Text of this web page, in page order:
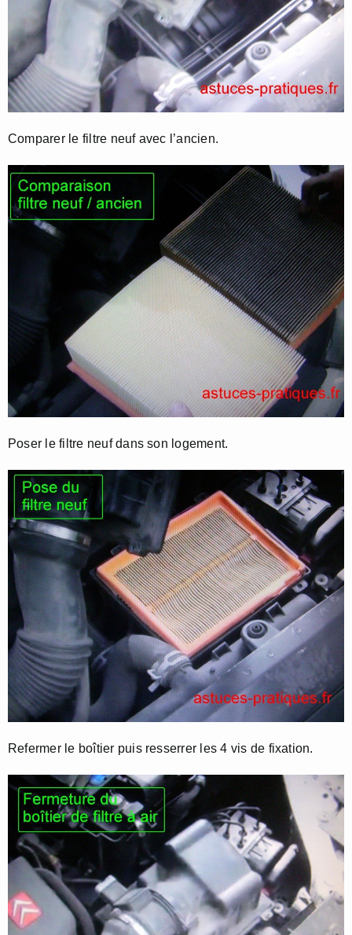
Comparer le filtre neuf avec l’ancien.
Poser le filtre neuf dans son logement.
Refermer le boîtier puis resserrer les 4 vis de fixation.